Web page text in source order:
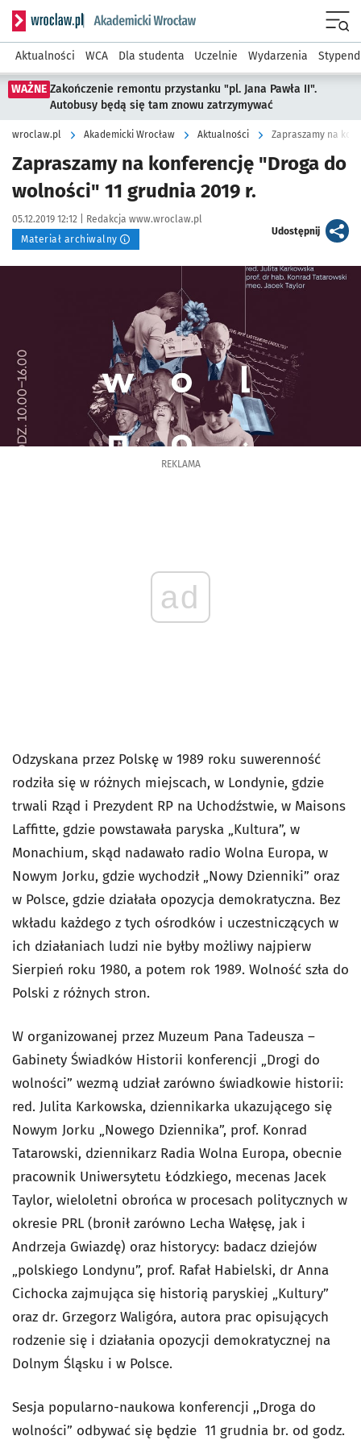
Serwis informacyjny wroclaw.pl podserwis: Akademicki
Aktualności WCA Dla studenta Uczelnie Wydarzenia
WAŻNE Zakończenie remontu przystanku "pl. Jana Pawła II".
Autobusy będą się tam znowu zatrzymywać
wroclaw.pl Akademicki Wrocław Aktualności Zapraszamy na
Zapraszamy na konferencję "Droga do
wolności" 11 grudnia 2019 r.
Data publikacji:
05.12.2019 12:12 | Autor:
Redakcja www.wroclaw.pl
Materiał archiwalny
Udostępnijartykuł
REKLAMA
ad
Odzyskana przez Polskę w 1989 roku suwerenność
rodziła się w różnych miejscach, w Londynie, gdzie
trwali Rząd i Prezydent RP na Uchodźstwie, w Maisons
Laffitte, gdzie powstawała paryska „Kultura”, w
Monachium, skąd nadawało radio Wolna Europa, w
Nowym Jorku, gdzie wychodził „Nowy Dzienniki” oraz
w Polsce, gdzie działała opozycja demokratyczna. Bez
wkładu każdego z tych ośrodków i uczestniczących w
ich działaniach ludzi nie byłby możliwy najpierw
Sierpień roku 1980, a potem rok 1989. Wolność szła do
Polski z różnych stron.
W organizowanej przez Muzeum Pana Tadeusza –
Gabinety Świadków Historii konferencji „Drogi do
wolności” wezmą udział zarówno świadkowie historii:
red. Julita Karkowska, dziennikarka ukazującego się
Nowym Jorku „Nowego Dziennika”, prof. Konrad
Tatarowski, dziennikarz Radia Wolna Europa, obecnie
pracownik Uniwersytetu Łódzkiego, mecenas Jacek
Taylor, wieloletni obrońca w procesach politycznych w
okresie PRL (bronił zarówno Lecha Wałęsę, jak i
Andrzeja Gwiazdę) oraz historycy: badacz dziejów
„polskiego Londynu”, prof. Rafał Habielski, dr Anna
Cichocka zajmująca się historią paryskiej „Kultury”
oraz dr. Grzegorz Waligóra, autora prac opisujących
rodzenie się i działania opozycji demokratycznej na
Dolnym Śląsku i w Polsce.
Sesja popularno-naukowa konferencji ,,Droga do
wolności” odbywać się będzie 11 grudnia br. od godz.